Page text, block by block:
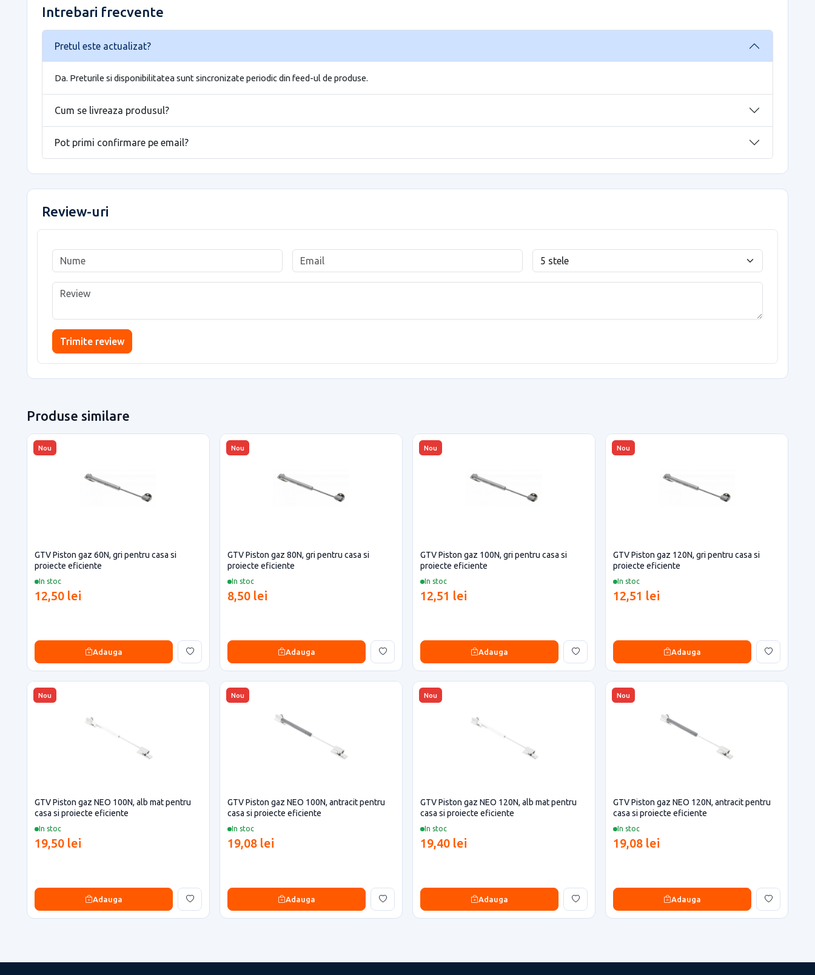
Intrebari frecvente
Pretul este actualizat?
Da. Preturile si disponibilitatea sunt sincronizate periodic din feed-ul de produse.
Cum se livreaza produsul?
Pot primi confirmare pe email?
Review-uri
Trimite review
Produse similare
Nou
In stoc
GTV Piston gaz 60N, gri pentru casa si
proiecte eficiente
12,50 lei
Adauga
Nou
In stoc
GTV Piston gaz 80N, gri pentru casa si
proiecte eficiente
8,50 lei
Adauga
Nou
In stoc
GTV Piston gaz 100N, gri pentru casa si
proiecte eficiente
12,51 lei
Adauga
Nou
In stoc
GTV Piston gaz 120N, gri pentru casa si
proiecte eficiente
12,51 lei
Adauga
Nou
In stoc
GTV Piston gaz NEO 100N, alb mat pentru
casa si proiecte eficiente
19,50 lei
Adauga
Nou
In stoc
GTV Piston gaz NEO 100N, antracit pentru
casa si proiecte eficiente
19,08 lei
Adauga
Nou
In stoc
GTV Piston gaz NEO 120N, alb mat pentru
casa si proiecte eficiente
19,40 lei
Adauga
Nou
In stoc
GTV Piston gaz NEO 120N, antracit pentru
casa si proiecte eficiente
19,08 lei
Adauga